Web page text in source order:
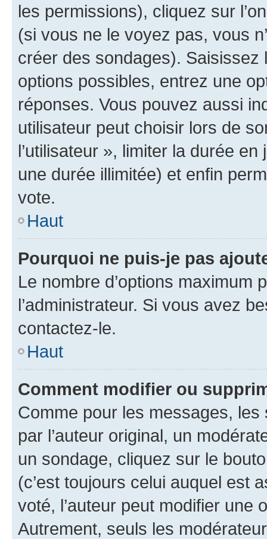
les permissions), cliquez sur
(si vous ne le voyez pas, vous
créer des sondages).
options possibles, entrez une
réponses. Vous pouvez aussi
utilisateur peut choisir lors de
l’utilisateur », limiter la durée
une durée illimitée) et enfin
vote.
Haut
Pourquoi ne puis-je pas
Le nombre d’options maximum
l’administrateur. Si vous avez
contactez-le.
Haut
Comment modifier ou
Comme pour les messages,
par l’auteur original, un
un sondage, cliquez sur le
(c’est toujours celui auquel est
voté, l’auteur peut modifier une
Autrement, seuls les